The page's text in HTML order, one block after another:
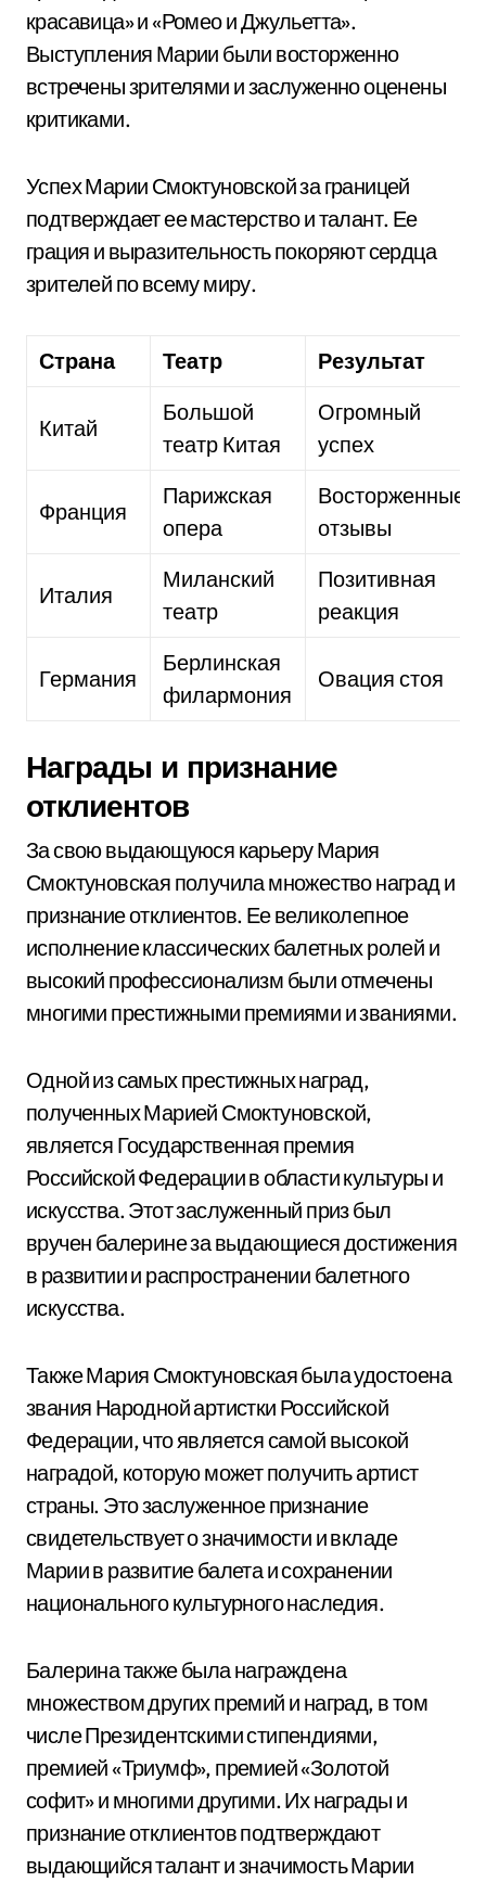
красавица» и «Ромео и Джульетта».
Выступления Марии были восторженно
встречены зрителями и заслуженно оценены
критиками.
Успех Марии Смоктуновской за границей
подтверждает ее мастерство и талант. Ее
грация и выразительность покоряют сердца
зрителей по всему миру.
Страна Театр Результат
Китай
Большой
театр Китая
Огромный
успех
Франция
Парижская
опера
Восторженные
отзывы
Италия
Миланский
театр
Позитивная
реакция
Германия
Берлинская
филармония
Овация стоя
Награды и признание
отклиентов
За свою выдающуюся карьеру Мария
Смоктуновская получила множество наград и
признание отклиентов. Ее великолепное
исполнение классических балетных ролей и
высокий профессионализм были отмечены
многими престижными премиями и званиями.
Одной из самых престижных наград,
полученных Марией Смоктуновской,
является Государственная премия
Российской Федерации в области культуры и
искусства. Этот заслуженный приз был
вручен балерине за выдающиеся достижения
в развитии и распространении балетного
искусства.
Также Мария Смоктуновская была удостоена
звания Народной артистки Российской
Федерации, что является самой высокой
наградой, которую может получить артист
страны. Это заслуженное признание
свидетельствует о значимости и вкладе
Марии в развитие балета и сохранении
национального культурного наследия.
Балерина также была награждена
множеством других премий и наград, в том
числе Президентскими стипендиями,
премией «Триумф», премией «Золотой
софит» и многими другими. Их награды и
признание отклиентов подтверждают
выдающийся талант и значимость Марии